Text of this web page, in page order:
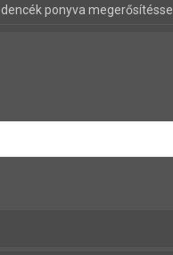
ponyva megerősítéssel